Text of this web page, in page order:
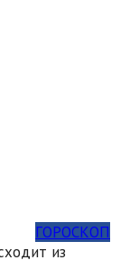
ГОРОСКОП
из